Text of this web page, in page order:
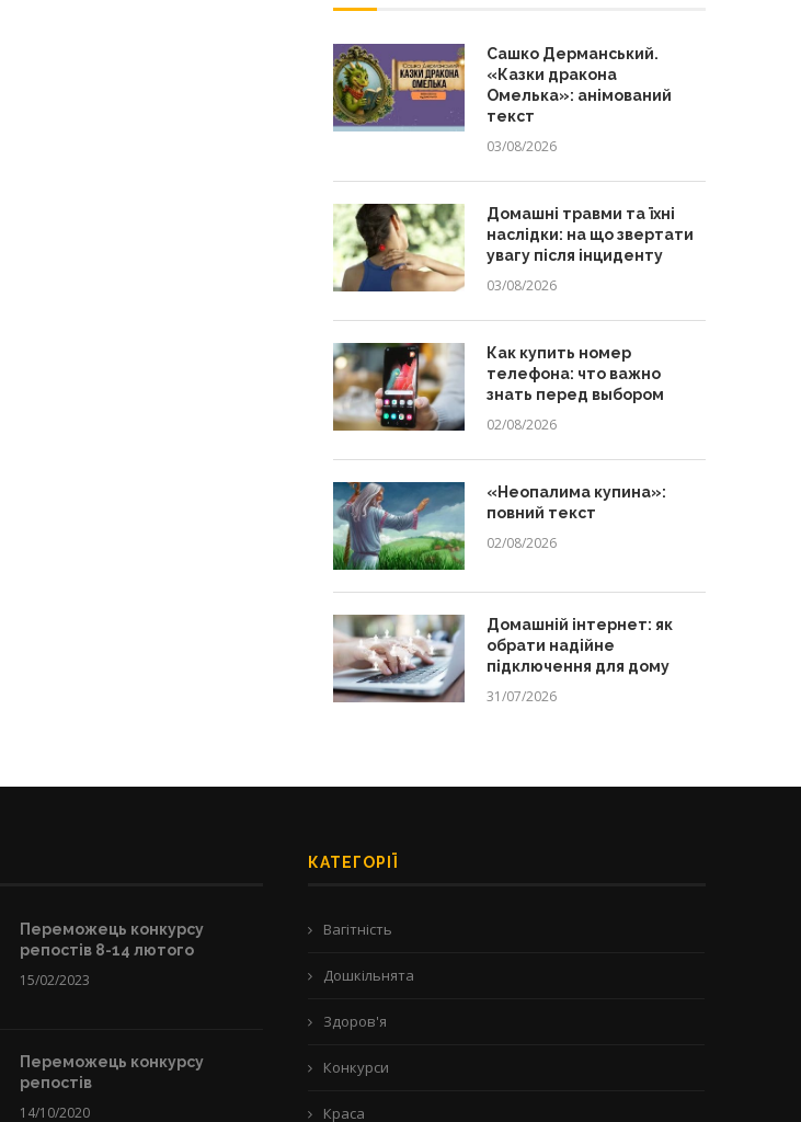
Сашко Дерманський.
«Казки дракона
Омелька»: анімований
текст
03/08/2026
Домашні травми та їхні
наслідки: на що звертати
увагу після інциденту
03/08/2026
Как купить номер
телефона: что важно
знать перед выбором
02/08/2026
«Неопалима купина»:
повний текст
02/08/2026
Домашній інтернет: як
обрати надійне
підключення для дому
31/07/2026
Переможець конкурсу
репостів 8-14 лютого
15/02/2023
Переможець конкурсу
репостів
14/10/2020
КАТЕГОРІЇ
Вагітність
Дошкільнята
Здоров'я
Конкурси
Краса